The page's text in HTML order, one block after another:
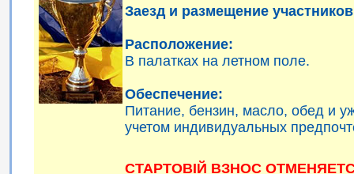
Заезд и размещение
Расположение:
В палатках на летном поле.
Обеспечение:
Питание, бензин, масло, обед и
учетом индивидуальных
СТАРТОВІЙ ВЗНОС